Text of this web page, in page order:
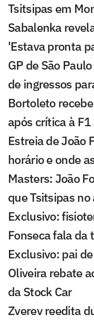
Tsitsipas em
Sabalenka
'Estava pronta
GP de São
de ingressos
Bortoleto
após crítica à
Estreia de João
horário e onde
Masters: João
que Tsitsipas no
Exclusivo:
Fonseca fala da
Exclusivo: pai
Oliveira rebate
da Stock Car
Zverev reedita